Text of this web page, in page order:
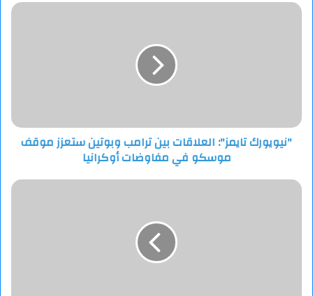
"نيويورك
موسكو
في"نيويورك تايمز": العلاقات بين ترامب وبوتين ستعزز موقف
موسكو في مفاوضات أوكرانيا
لاعب